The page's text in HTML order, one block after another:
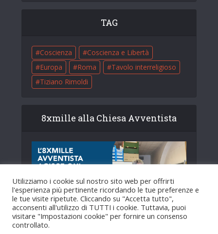
TAG
Coscienza
Coscienza e Libertà
Europa
Roma
Tavolo interreligioso
Tiziano Rimoldi
8xmille alla Chiesa Avventista
Utilizziamo i cookie sul nostro sito web per offrirti
l'esperienza più pertinente ricordando le tue preferenze e
le tue visite ripetute. Cliccando su "Accetta tutto",
acconsenti all'utilizzo di TUTTI i cookie. Tuttavia, puoi
visitare "Impostazioni cookie" per fornire un consenso
controllato.